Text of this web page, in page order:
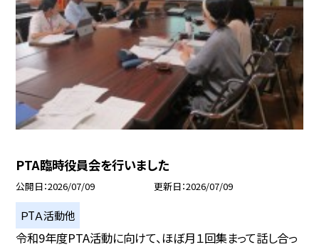
PTA臨時役員会を行いました
公開日 2026/07/09 更新日 2026/07/09
ＰTＡ活動他
令和9年度PTA活動に向けて、ほぼ月１回集まって話し合っ